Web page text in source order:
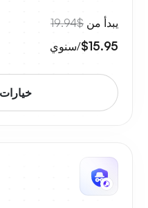
يبدأ من $19.94
$15.95/سنوي